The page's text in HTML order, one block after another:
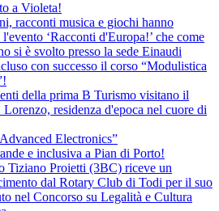
a Violeta!
racconti musica e giochi hanno
‘Racconti d'Europa!’ che come
si è svolto presso la sede Einaudi
con successo il corso “Modulistica
della prima B Turismo visitano il
residenza d'epoca nel cuore di
Electronics”
e inclusiva a Pian di Porto!
Tiziano Proietti (3BC) riceve un
dal Rotary Club di Todi per il suo
nel Concorso su Legalità e Cultura